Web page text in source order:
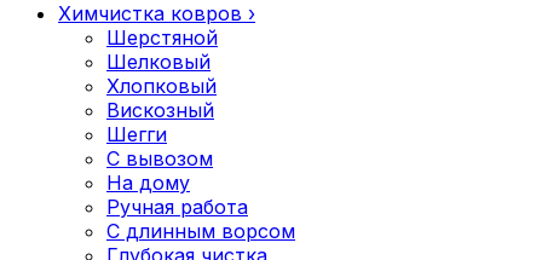
Химчистка ковров ›
Шерстяной
Шелковый
Хлопковый
Вискозный
Шегги
С вывозом
На дому
Ручная работа
С длинным ворсом
Глубокая чистка